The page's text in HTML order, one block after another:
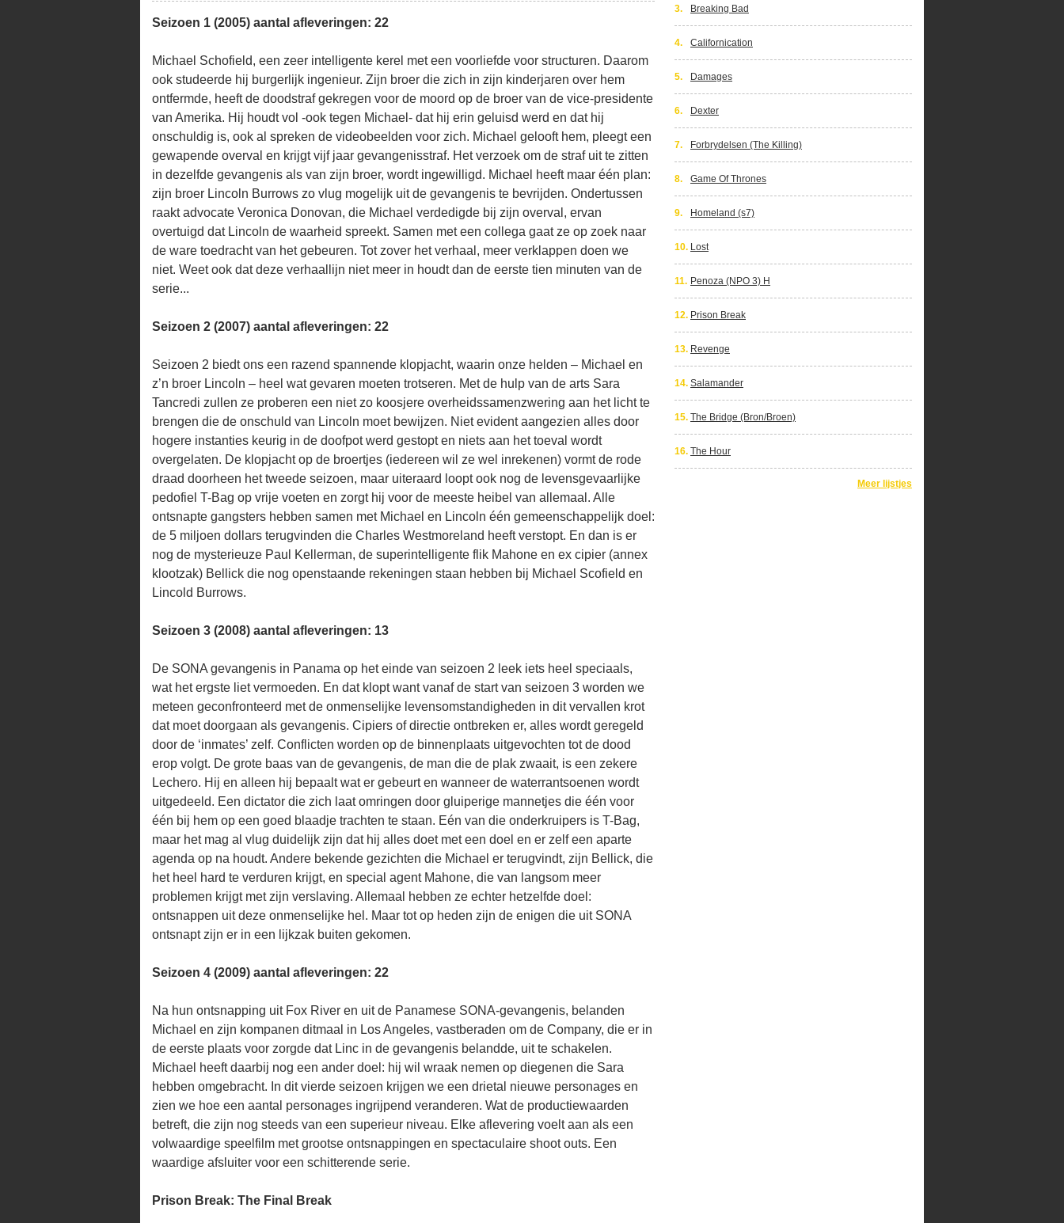
Seizoen 1 (2005) aantal afleveringen: 22
Michael Schofield, een zeer intelligente kerel met een voorliefde voor structuren. Daarom
ook studeerde hij burgerlijk ingenieur. Zijn broer die zich in zijn kinderjaren over hem
ontfermde, heeft de doodstraf gekregen voor de moord op de broer van de vice-presidente
van Amerika. Hij houdt vol -ook tegen Michael- dat hij erin geluisd werd en dat hij
onschuldig is, ook al spreken de videobeelden voor zich. Michael gelooft hem, pleegt een
gewapende overval en krijgt vijf jaar gevangenisstraf. Het verzoek om de straf uit te zitten
in dezelfde gevangenis als van zijn broer, wordt ingewilligd. Michael heeft maar één plan:
zijn broer Lincoln Burrows zo vlug mogelijk uit de gevangenis te bevrijden. Ondertussen
raakt advocate Veronica Donovan, die Michael verdedigde bij zijn overval, ervan
overtuigd dat Lincoln de waarheid spreekt. Samen met een collega gaat ze op zoek naar
de ware toedracht van het gebeuren. Tot zover het verhaal, meer verklappen doen we
niet. Weet ook dat deze verhaallijn niet meer in houdt dan de eerste tien minuten van de
serie...
Seizoen 2 (2007) aantal afleveringen: 22
Seizoen 2 biedt ons een razend spannende klopjacht, waarin onze helden – Michael en
z’n broer Lincoln – heel wat gevaren moeten trotseren. Met de hulp van de arts Sara
Tancredi zullen ze proberen een niet zo koosjere overheidssamenzwering aan het licht te
brengen die de onschuld van Lincoln moet bewijzen. Niet evident aangezien alles door
hogere instanties keurig in de doofpot werd gestopt en niets aan het toeval wordt
overgelaten. De klopjacht op de broertjes (iedereen wil ze wel inrekenen) vormt de rode
draad doorheen het tweede seizoen, maar uiteraard loopt ook nog de levensgevaarlijke
pedofiel T-Bag op vrije voeten en zorgt hij voor de meeste heibel van allemaal. Alle
ontsnapte gangsters hebben samen met Michael en Lincoln één gemeenschappelijk doel:
de 5 miljoen dollars terugvinden die Charles Westmoreland heeft verstopt. En dan is er
nog de mysterieuze Paul Kellerman, de superintelligente flik Mahone en ex cipier (annex
klootzak) Bellick die nog openstaande rekeningen staan hebben bij Michael Scofield en
Lincold Burrows.
Seizoen 3 (2008) aantal afleveringen: 13
De SONA gevangenis in Panama op het einde van seizoen 2 leek iets heel speciaals,
wat het ergste liet vermoeden. En dat klopt want vanaf de start van seizoen 3 worden we
meteen geconfronteerd met de onmenselijke levensomstandigheden in dit vervallen krot
dat moet doorgaan als gevangenis. Cipiers of directie ontbreken er, alles wordt geregeld
door de ‘inmates’ zelf. Conflicten worden op de binnenplaats uitgevochten tot de dood
erop volgt. De grote baas van de gevangenis, de man die de plak zwaait, is een zekere
Lechero. Hij en alleen hij bepaalt wat er gebeurt en wanneer de waterrantsoenen wordt
uitgedeeld. Een dictator die zich laat omringen door gluiperige mannetjes die één voor
één bij hem op een goed blaadje trachten te staan. Eén van die onderkruipers is T-Bag,
maar het mag al vlug duidelijk zijn dat hij alles doet met een doel en er zelf een aparte
agenda op na houdt. Andere bekende gezichten die Michael er terugvindt, zijn Bellick, die
het heel hard te verduren krijgt, en special agent Mahone, die van langsom meer
problemen krijgt met zijn verslaving. Allemaal hebben ze echter hetzelfde doel:
ontsnappen uit deze onmenselijke hel. Maar tot op heden zijn de enigen die uit SONA
ontsnapt zijn er in een lijkzak buiten gekomen.
Seizoen 4 (2009) aantal afleveringen: 22
Na hun ontsnapping uit Fox River en uit de Panamese SONA-gevangenis, belanden
Michael en zijn kompanen ditmaal in Los Angeles, vastberaden om de Company, die er in
de eerste plaats voor zorgde dat Linc in de gevangenis belandde, uit te schakelen.
Michael heeft daarbij nog een ander doel: hij wil wraak nemen op diegenen die Sara
hebben omgebracht. In dit vierde seizoen krijgen we een drietal nieuwe personages en
zien we hoe een aantal personages ingrijpend veranderen. Wat de productiewaarden
betreft, die zijn nog steeds van een superieur niveau. Elke aflevering voelt aan als een
volwaardige speelfilm met grootse ontsnappingen en spectaculaire shoot outs. Een
waardige afsluiter voor een schitterende serie.
Prison Break: The Final Break
3. Breaking Bad
4. Californication
5. Damages
6. Dexter
7. Forbrydelsen (The Killing)
8. Game Of Thrones
9. Homeland (s7)
10. Lost
11. Penoza (NPO 3) H
12. Prison Break
13. Revenge
14. Salamander
15. The Bridge (Bron/Broen)
16. The Hour
Meer lijstjes